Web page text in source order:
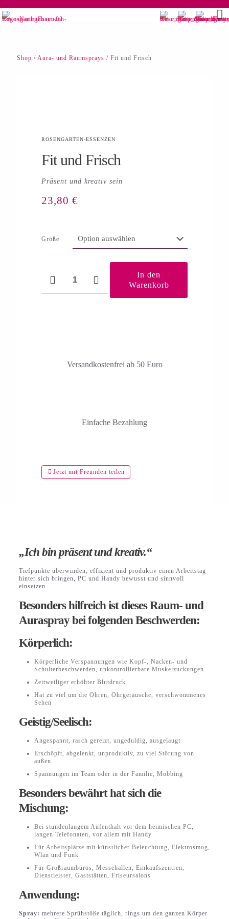
Shop / Aura- und Raumsprays / Fit und Frisch
ROSENGARTEN-ESSENZEN
Fit und Frisch
Präsent und kreativ sein
23,80 €
Größe
und
Frisch
Menge
In den
Warenkorb
Versandkosten­frei ab 50 Euro
Einfache Bezahlung
Jetzt mit Freunden teilen
„Ich bin präsent und kreativ.“
Tiefpunkte überwinden, effizient und produktiv einen Arbeitstag
hinter sich bringen, PC und Handy bewusst und sinnvoll
einsetzen
Besonders hilfreich ist dieses Raum- und
Auraspray bei folgenden Beschwerden:
Körperlich:
Körperliche Verspannungen wie Kopf-, Nacken- und
Schulterbeschwerden, unkontrollierbare Muskelzuckungen
Zeitweiliger erhöhter Blutdruck
Hat zu viel um die Ohren, Ohrgeräusche, verschwommenes
Sehen
Geistig/Seelisch:
Angespannt, rasch gereizt, ungeduldig, ausgelaugt
Erschöpft, abgelenkt, unproduktiv, zu viel Störung von
außen
Spannungen im Team oder in der Familie, Mobbing
Besonders bewährt hat sich die
Mischung:
Bei stundenlangem Aufenthalt vor dem heimischen PC,
langen Telefonaten, vor allem mit Handy
Für Arbeitsplätze mit künstlicher Beleuchtung, Elektrosmog,
Wlan und Funk
Für Großraumbüros, Messehallen, Einkaufszentren,
Dienstleister, Gaststätten, Friseursalons
Anwendung:
Spray: mehrere Sprühstöße täglich, rings um den ganzen Körper